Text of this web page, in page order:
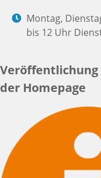
Montag,
bis 12 Uhr
der Homepage